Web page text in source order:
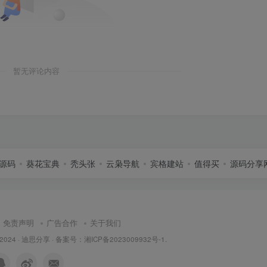
暂无评论内容
码 葵花宝典 秃头张 云枭导航 宾格建站 值得买 源码分享
免责声明 广告合作 关于我们
· 迪思分享 · 备案号： 湘ICP备2023009932号-1 .